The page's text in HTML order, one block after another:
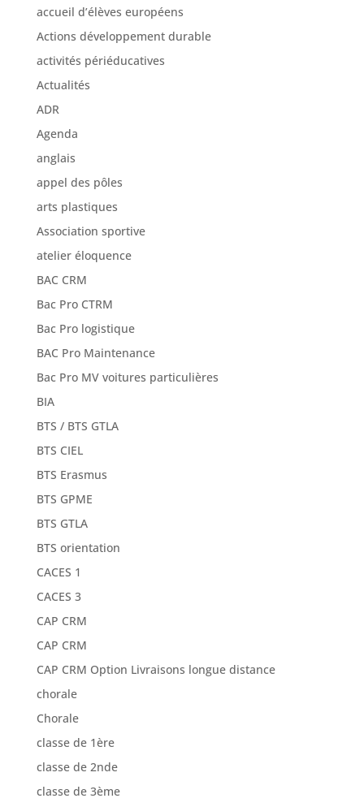
accueil d’élèves européens
Actions développement durable
activités périéducatives
Actualités
ADR
Agenda
anglais
appel des pôles
arts plastiques
Association sportive
atelier éloquence
BAC CRM
Bac Pro CTRM
Bac Pro logistique
BAC Pro Maintenance
Bac Pro MV voitures particulières
BIA
BTS / BTS GTLA
BTS CIEL
BTS Erasmus
BTS GPME
BTS GTLA
BTS orientation
CACES 1
CACES 3
CAP CRM
CAP CRM
CAP CRM Option Livraisons longue distance
chorale
Chorale
classe de 1ère
classe de 2nde
classe de 3ème